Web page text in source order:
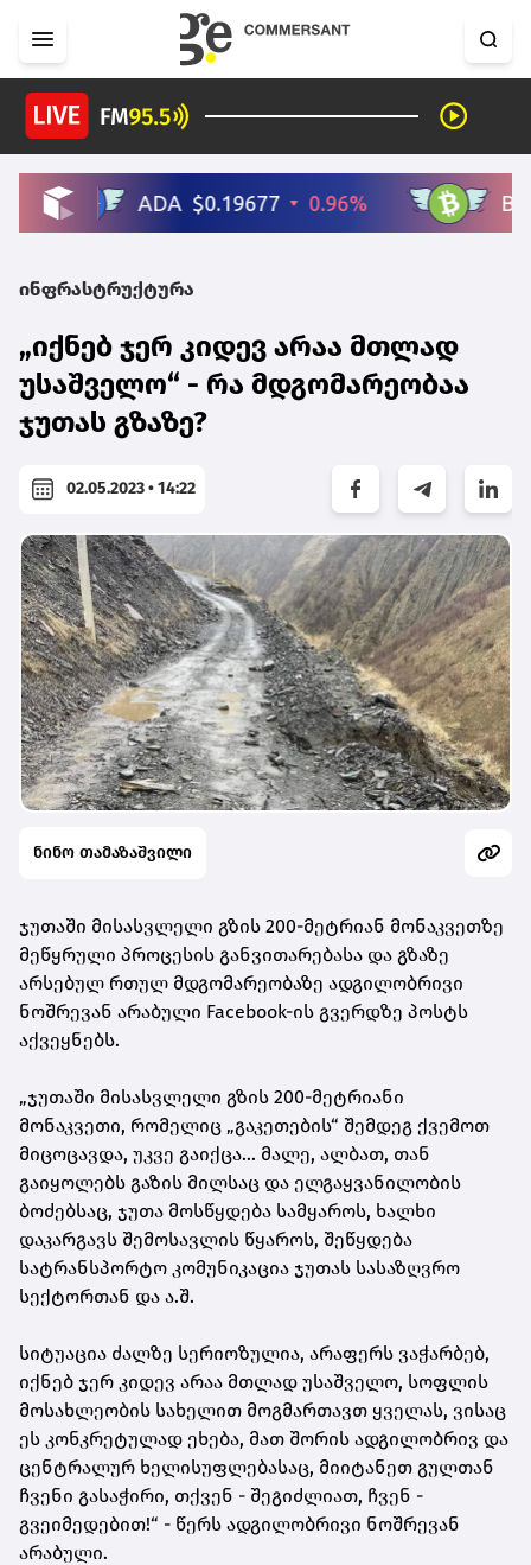
ინფრასტრუქტურა
„იქნებ ჯერ კიდევ არაა მთლად
უსაშველო“ - რა მდგომარეობაა
ჯუთას გზაზე?
02.05.2023 • 14:22
ნინო თამაზაშვილი
ჯუთაში მისასვლელი გზის 200-მეტრიან მონაკვეთზე
მეწყრული პროცესის განვითარებასა და გზაზე
არსებულ რთულ მდგომარეობაზე ადგილობრივი
ნოშრევან არაბული Facebook-ის გვერდზე პოსტს
აქვეყნებს.
„ჯუთაში მისასვლელი გზის 200-მეტრიანი
მონაკვეთი, რომელიც „გაკეთების“ შემდეგ ქვემოთ
მიცოცავდა, უკვე გაიქცა... მალე, ალბათ, თან
გაიყოლებს გაზის მილსაც და ელგაყვანილობის
ბოძებსაც, ჯუთა მოსწყდება სამყაროს, ხალხი
დაკარგავს შემოსავლის წყაროს, შეწყდება
სატრანსპორტო კომუნიკაცია ჯუთას სასაზღვრო
სექტორთან და ა.შ.
სიტუაცია ძალზე სერიოზულია, არაფერს ვაჭარბებ,
იქნებ ჯერ კიდევ არაა მთლად უსაშველო, სოფლის
მოსახლეობის სახელით მოგმართავთ ყველას, ვისაც
ეს კონკრეტულად ეხება, მათ შორის ადგილობრივ და
ცენტრალურ ხელისუფლებასაც, მიიტანეთ გულთან
ჩვენი გასაჭირი, თქვენ - შეგიძლიათ, ჩვენ -
გვეიმედებით!“ - წერს ადგილობრივი ნოშრევან
არაბული.